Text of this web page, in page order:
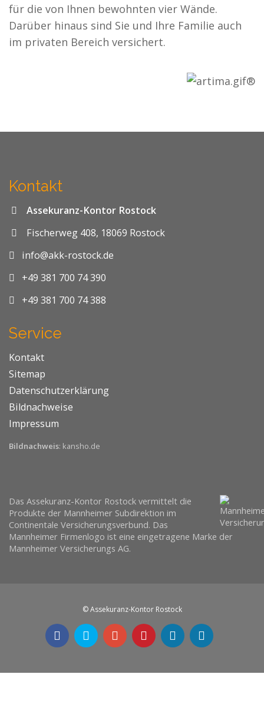
für die von Ihnen bewohnten vier Wände.
Darüber hinaus sind Sie und Ihre Familie auch
im privaten Bereich versichert.
Kontakt
Assekuranz-Kontor Rostock
Fischerweg 408, 18069 Rostock
info@akk-rostock.de
+49 381 700 74 390
+49 381 700 74 388
Service
Kontakt
Sitemap
Datenschutzerklärung
Bildnachweise
Impressum
Bildnachweis: kansho.de
Das Assekuranz-Kontor Rostock vermittelt die
Produkte der Mannheimer Subdirektion im
Continentale Versicherungsverbund. Das
Mannheimer Firmenlogo ist eine eingetragene Marke der
Mannheimer Versicherungs AG.
© Assekuranz-Kontor Rostock